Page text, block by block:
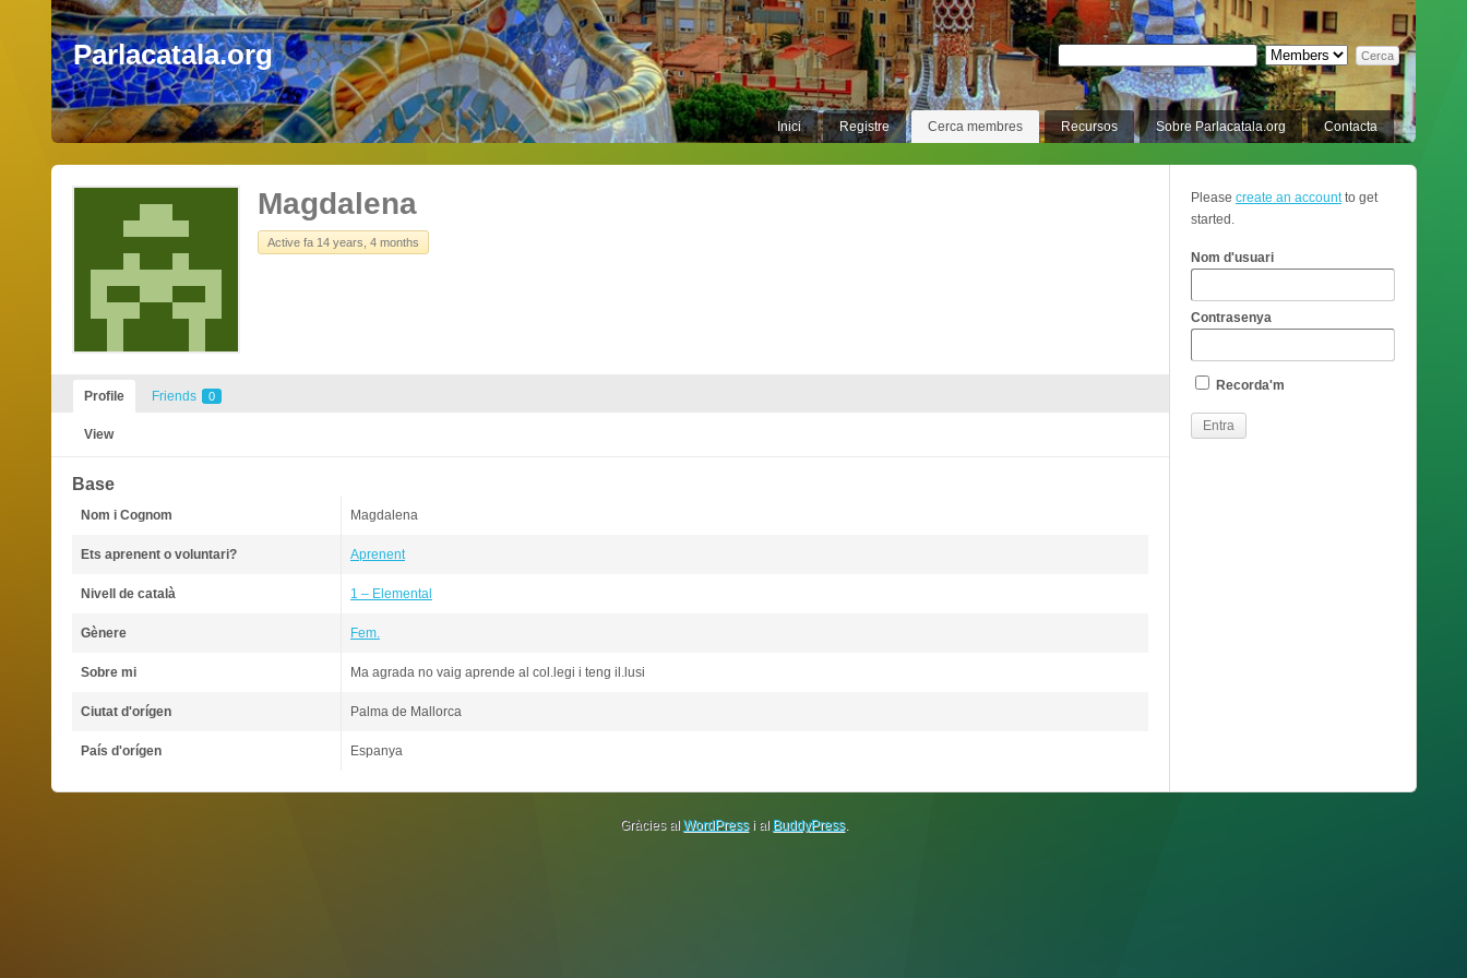
Parlacatala.org
Inici Registre Cerca membres Recursos Sobre Parlacatala.org Contacta
Magdalena
Active fa 14 years, 4 months
Profile Friends 0
View
Base
Nom i Cognom Magdalena
Ets aprenent o voluntari? Aprenent
Nivell de català 1 – Elemental
Gènere Fem.
Sobre mi Ma agrada no vaig aprende al col.legi i teng il.lusi
Ciutat d'orígen Palma de Mallorca
País d'orígen Espanya
Please create an accountto get
started.
Nom d'usuari
Contrasenya
Recorda'm
Gràcies al WordPressi al BuddyPress.